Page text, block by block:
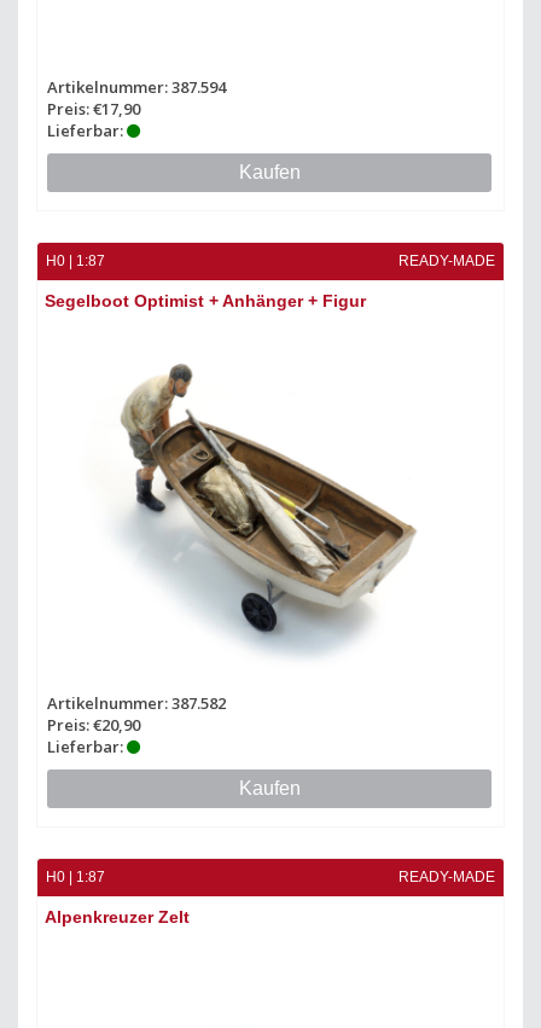
Artikelnummer: 387.594
Preis: €17,90
Lieferbar:
Kaufen
H0 | 1:87 READY-MADE
Segelboot Optimist + Anhänger + Figur
Artikelnummer: 387.582
Preis: €20,90
Lieferbar:
Kaufen
H0 | 1:87 READY-MADE
Alpenkreuzer Zelt